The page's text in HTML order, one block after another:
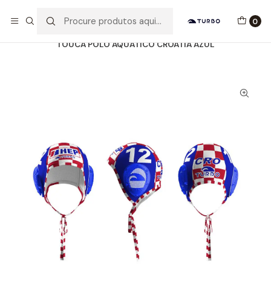
0
TOUCA POLO AQUÁTICO CROATIA AZUL